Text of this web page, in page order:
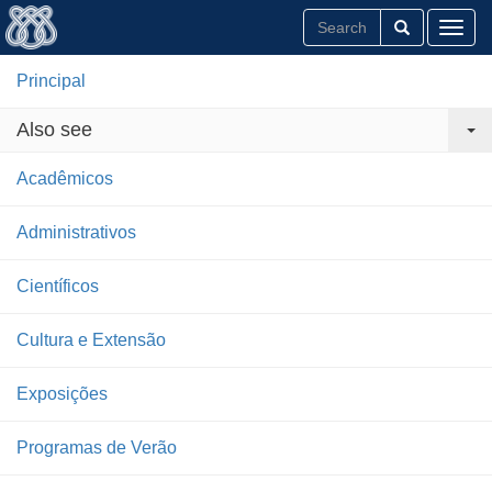
Principal
Also see
Acadêmicos
Administrativos
Científicos
Cultura e Extensão
Exposições
Programas de Verão